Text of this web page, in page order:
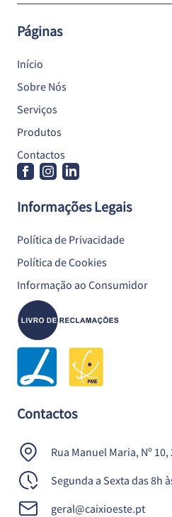
Páginas
Início
Sobre Nós
Serviços
Produtos
Contactos
Informações Legais
Política de Privacidade
Política de Cookies
Informação ao Consumidor
Contactos
Rua Manuel Maria, Nº
Segunda a Sexta das 8h
geral@caixioeste.pt